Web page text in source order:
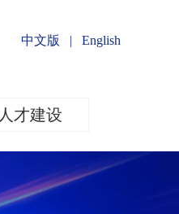
中文版 | English
人才建设